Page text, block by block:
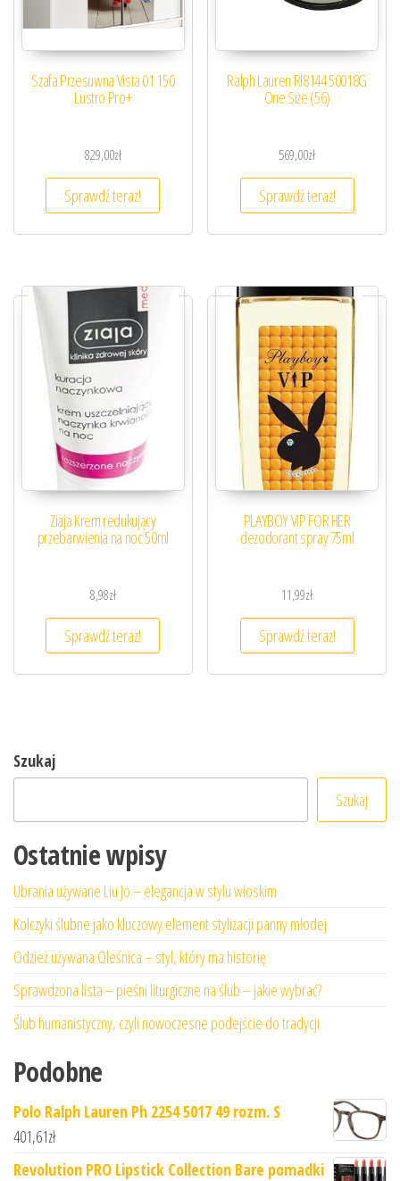
Szafa Przesuwna Vista 01 150
Lustro Pro+
829,00zł
Sprawdź teraz!
Ralph Lauren Rl8144 50018G
One Size (56)
569,00zł
Sprawdź teraz!
Ziaja Krem redukujący
przebarwienia na noc 50ml
8,98zł
Sprawdź teraz!
PLAYBOY VIP FOR HER
dezodorant spray 75ml
11,99zł
Sprawdź teraz!
Szukaj
Szukaj
Ostatnie wpisy
Ubrania używane Liu Jo – elegancja w stylu włoskim
Kolczyki ślubne jako kluczowy element stylizacji panny młodej
Odzież używana Oleśnica – styl, który ma historię
Sprawdzona lista – pieśni liturgiczne na ślub – jakie wybrać?
Ślub humanistyczny, czyli nowoczesne podejście do tradycji
Podobne
Polo Ralph Lauren Ph 2254 5017 49 rozm. S
401,61zł
Revolution PRO Lipstick Collection Bare pomadki